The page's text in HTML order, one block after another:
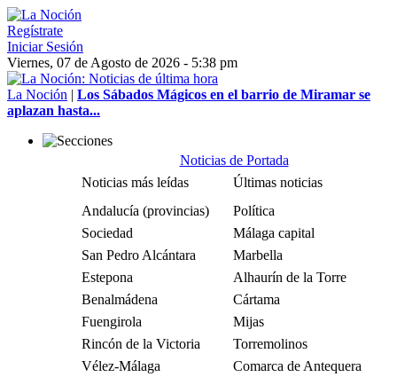
Regístrate
Iniciar Sesión
Viernes, 07 de Agosto de 2026 - 5:38 pm
La Noción | Los Sábados Mágicos en el barrio de Miramar se
aplazan hasta...
Noticias de Portada
Noticias más leídas
Últimas noticias
Andalucía (provincias)
Política
Sociedad
Málaga capital
San Pedro Alcántara
Marbella
Estepona
Alhaurín de la Torre
Benalmádena
Cártama
Fuengirola
Mijas
Rincón de la Victoria
Torremolinos
Vélez-Málaga
Comarca de Antequera